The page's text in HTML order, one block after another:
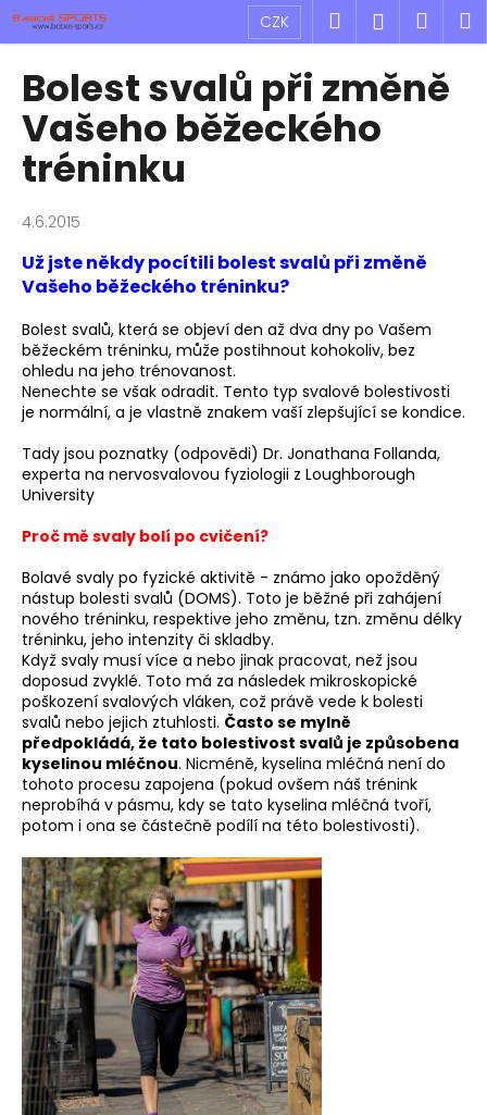
Přejít
obsah
CZK Hledat
Bolest svalů při změně
Vašeho běžeckého
tréninku
4.6.2015
Už jste někdy pocítili bolest svalů při změně
Vašeho běžeckého tréninku?
Bolest svalů, která se objeví den až dva dny po Vašem
běžeckém tréninku, může postihnout kohokoliv, bez
ohledu na jeho trénovanost.
Nenechte se však odradit. Tento typ svalové bolestivosti
je normální, a je vlastně znakem vaší zlepšující se kondice.
Tady jsou poznatky (odpovědi) Dr. Jonathana Follanda,
experta na nervosvalovou fyziologii z Loughborough
University
Proč mě svaly bolí po cvičení?
Bolavé svaly po fyzické aktivitě - známo jako opožděný
nástup bolesti svalů (DOMS). Toto je běžné při zahájení
nového tréninku, respektive jeho změnu, tzn. změnu délky
tréninku, jeho intenzity či skladby.
Když svaly musí více a nebo jinak pracovat, než jsou
doposud zvyklé. Toto má za následek mikroskopické
poškození svalových vláken, což právě vede k bolesti
svalů nebo jejich ztuhlosti. Často se mylně
předpokládá, že tato bolestivost svalů je způsobena
kyselinou mléčnou. Nicméně, kyselina mléčná není do
tohoto procesu zapojena (pokud ovšem náš trénink
neprobíhá v pásmu, kdy se tato kyselina mléčná tvoří,
potom i ona se částečně podílí na této bolestivosti).
K
o
C
o
p
t
ř
e
b
u
j
e
t
e
n
j
í
t
?
HLEDAT
D
o
p
o
r
u
č
u
j
e
m
e